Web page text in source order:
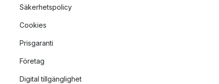
Säkerhetspolicy
Cookies
Prisgaranti
Företag
Digital tillgänglighet